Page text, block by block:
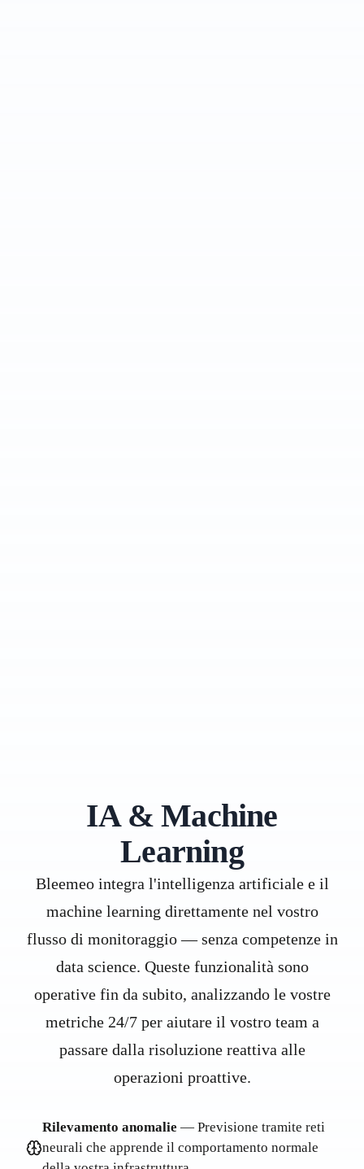
IA & Machine
Learning
Bleemeo integra l'intelligenza artificiale e il
machine learning direttamente nel vostro
flusso di monitoraggio — senza competenze in
data science. Queste funzionalità sono
operative fin da subito, analizzando le vostre
metriche 24/7 per aiutare il vostro team a
passare dalla risoluzione reattiva alle
operazioni proattive.
Rilevamento anomalie — Previsione tramite reti
neurali che apprende il comportamento normale